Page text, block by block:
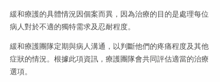
緩和療護的具體情況因個案而異，因為治療的目的是處理每位
病人對於不適的獨特需求及忍耐程度。
緩和療護團隊定期與病人溝通，以判斷他們的疼痛程度及其他
症狀的情況。根據此項資訊，療護團隊會共同評估適當的治療
選項。